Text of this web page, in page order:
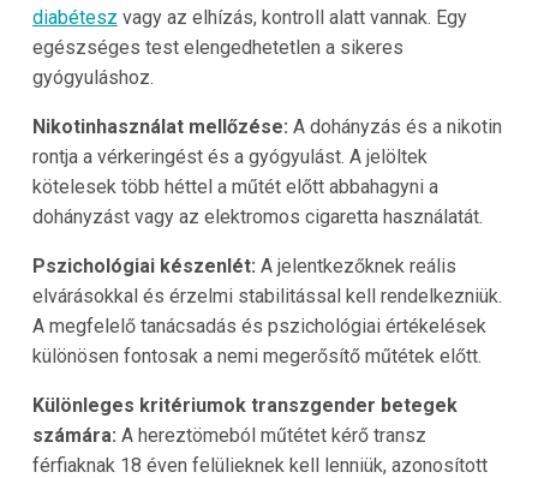
diabétesz vagy az elhízás, kontroll alatt vannak. Egy
egészséges test elengedhetetlen a sikeres
gyógyuláshoz.
Nikotinhasználat mellőzése: A dohányzás és a nikotin
rontja a vérkeringést és a gyógyulást. A jelöltek
kötelesek több héttel a műtét előtt abbahagyni a
dohányzást vagy az elektromos cigaretta használatát.
Pszichológiai készenlét: A jelentkezőknek reális
elvárásokkal és érzelmi stabilitással kell rendelkezniük.
A megfelelő tanácsadás és pszichológiai értékelések
különösen fontosak a nemi megerősítő műtétek előtt.
Különleges kritériumok transzgender betegek
számára: A hereztömeból műtétet kérő transz
férfiaknak 18 éven felülieknek kell lenniük, azonosított